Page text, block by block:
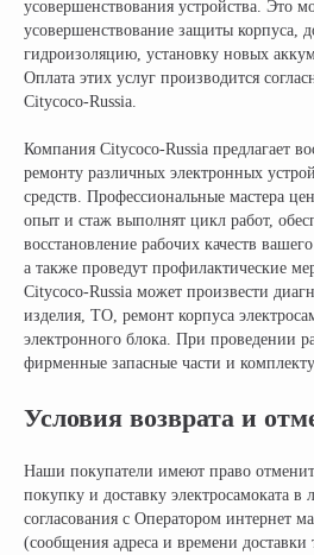
усовершенствования устройства. Это
усовершенствование защиты корпуса,
гидроизоляцию, установку новых
Оплата этих услуг производится
Citycoco-Russia.
Компания Citycoco-Russia предлагает
ремонту различных электронных
средств. Профессиональные мастера
опыт и стаж выполнят цикл работ,
восстановление рабочих качеств
а также проведут профилактические
Citycoco-Russia может произвести
изделия, ТО, ремонт корпуса
электронного блока. При проведении
фирменные запасные части и
Условия возврата и
Наши покупатели имеют право
покупку и доставку электросамоката
согласования с Оператором интернет
(сообщения адреса и времени доставки